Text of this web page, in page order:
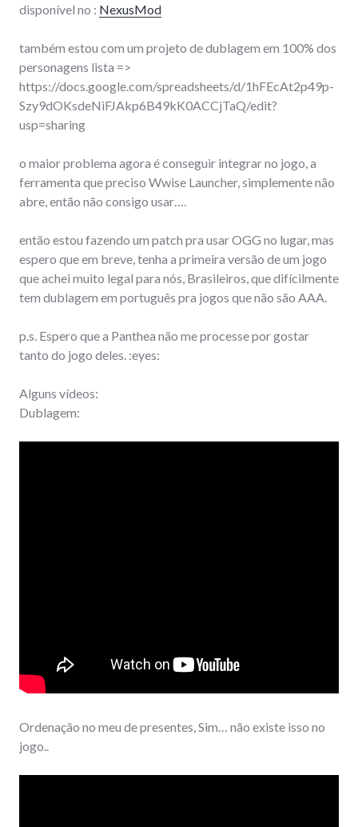
disponível no : NexusMod
também estou com um projeto de dublagem em 100% dos
personagens lista =>
https://docs.google.com/spreadsheets/d/1hFEcAt2p49p-
Szy9dOKsdeNiFJAkp6B49kK0ACCjTaQ/edit?
usp=sharing
o maior problema agora é conseguir integrar no jogo, a
ferramenta que preciso Wwise Launcher, simplemente não
abre, então não consigo usar….
então estou fazendo um patch pra usar OGG no lugar, mas
espero que em breve, tenha a primeira versão de um jogo
que achei muito legal para nós, Brasileiros, que difícilmente
tem dublagem em português pra jogos que não são AAA.
p.s. Espero que a Panthea não me processe por gostar
tanto do jogo deles. :eyes:
Alguns vídeos:
Dublagem:
Ordenação no meu de presentes, Sim… não existe isso no
jogo..